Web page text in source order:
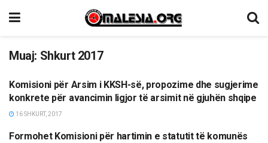
Muaj: Shkurt 2017
LAJME
Komisioni për Arsim i KKSH-së, propozime dhe sugjerime
konkrete për avancimin ligjor të arsimit në gjuhën shqipe
16 SHKURT, 2017
LAJME
Formohet Komisioni për hartimin e statutit të komunës